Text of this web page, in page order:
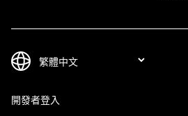
開發者登入